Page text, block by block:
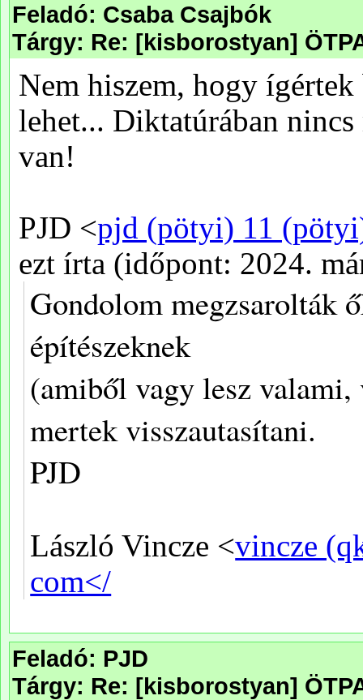
Feladó: Csaba Csajbók
Tárgy: Re: [kisborostyan]
Feladó: PJD
Tárgy: Re: [kisborostyan]